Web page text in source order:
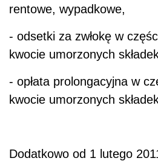
rentowe, wypadkowe,
- odsetki za zwłokę w
kwocie umorzonych
- opłata prolongacyjna w
kwocie umorzonych
Dodatkowo od 1 lutego